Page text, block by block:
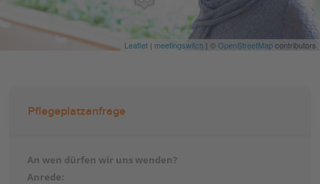
Leaflet | meetingswitch | ©OpenStreetMapcontributors
Pflegeplatzanfrage
An wen dürfen wir uns wenden?
Anrede: